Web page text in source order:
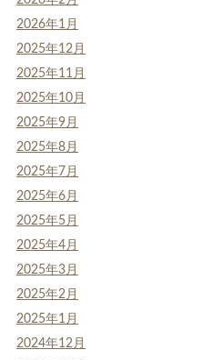
2026年1月
2025年12月
2025年11月
2025年10月
2025年9月
2025年8月
2025年7月
2025年6月
2025年5月
2025年4月
2025年3月
2025年2月
2025年1月
2024年12月